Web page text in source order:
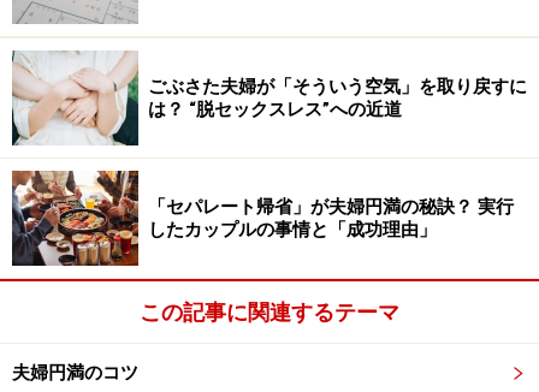
ごぶさた夫婦が「そういう空気」を取り戻すに
は？ “脱セックスレス”への近道
「セパレート帰省」が夫婦円満の秘訣？ 実行
したカップルの事情と「成功理由」
この記事に関連するテーマ
夫婦円満のコツ